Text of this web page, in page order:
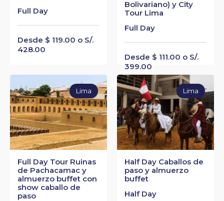
Full Day
Desde $ 119.00 o S/.
428.00
Bolivariano) y City
Tour Lima
Full Day
Desde $ 111.00 o S/.
399.00
Full Day Tour Ruinas
de Pachacamac y
almuerzo buffet con
show caballo de
paso
Lima
Half Day Caballos de
paso y almuerzo
buffet
Half Day
Lima